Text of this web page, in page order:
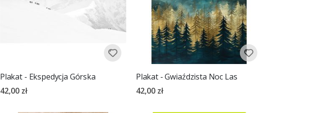
Plakat - Ekspedycja Górska
42,00 zł
Plakat - Gwiaździsta Noc Las
42,00 zł